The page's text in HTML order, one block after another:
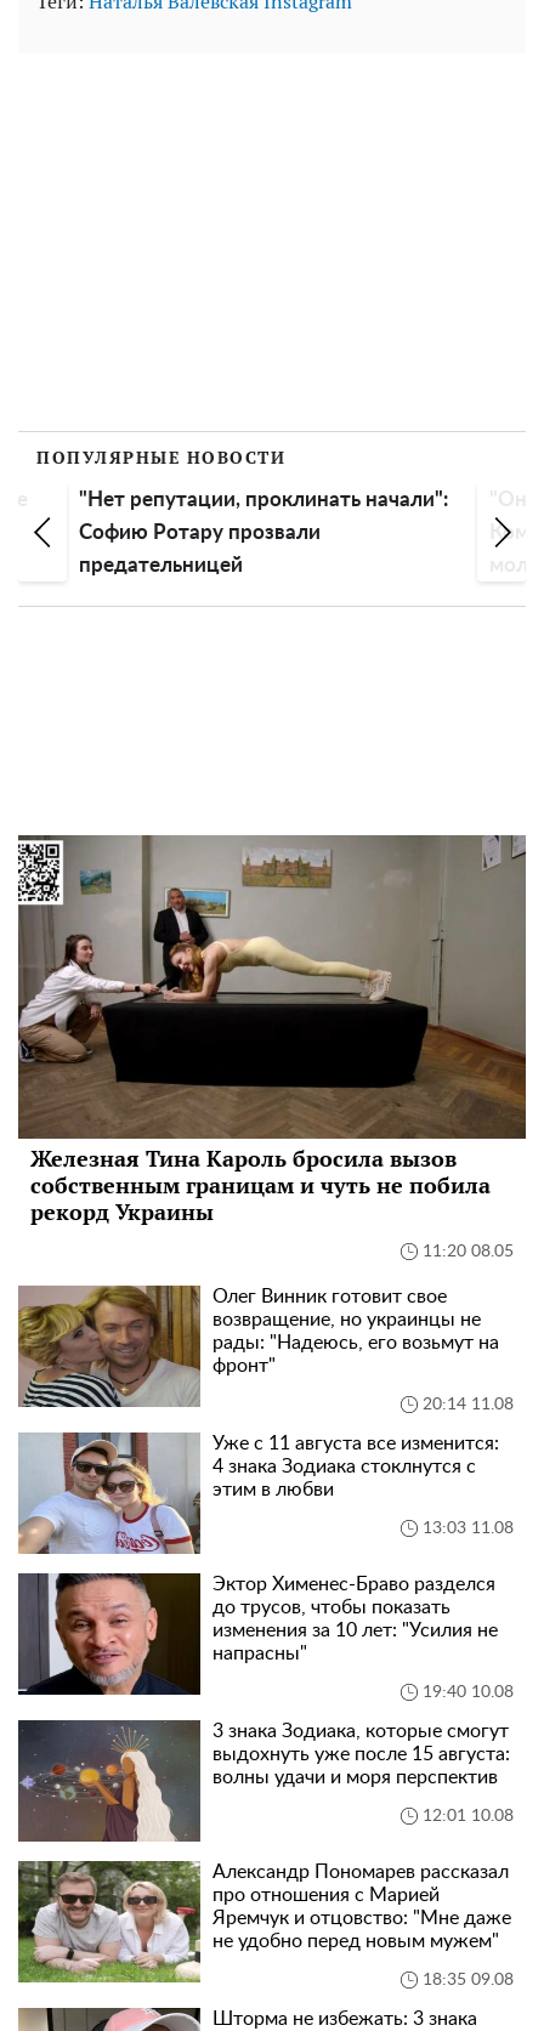
ПОПУЛЯРНЫЕ НОВОСТИ
"Нет репутации, проклинать начали":
Софию Ротару прозвали
предательницей
Железная Тина Кароль бросила вызов
собственным границам и чуть не побила
рекорд Украины
11:20 08.05
Олег Винник готовит свое
возвращение, но украинцы не
рады: "Надеюсь, его возьмут на
фронт"
20:14 11.08
Уже с 11 августа все изменится:
4 знака Зодиака стоклнутся с
этим в любви
13:03 11.08
Эктор Хименес-Браво разделся
до трусов, чтобы показать
изменения за 10 лет: "Усилия не
напрасны"
19:40 10.08
3 знака Зодиака, которые смогут
выдохнуть уже после 15 августа:
волны удачи и моря перспектив
12:01 10.08
Александр Пономарев рассказал
про отношения с Марией
Яремчук и отцовство: "Мне даже
не удобно перед новым мужем"
18:35 09.08
Шторма не избежать: 3 знака